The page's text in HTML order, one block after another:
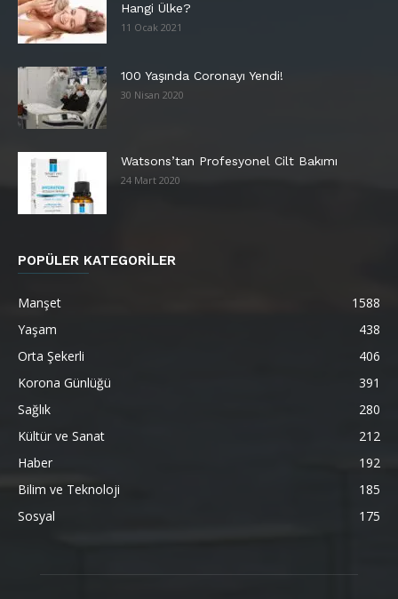
Hangi Ülke?
11 Ocak 2021
100 Yaşında Coronayı Yendi!
30 Nisan 2020
Watsons’tan Profesyonel Cilt Bakımı
24 Mart 2020
POPÜLER KATEGORİLER
Manşet
1588
Yaşam
438
Orta Şekerli
406
Korona Günlüğü
391
Sağlık
280
Kültür ve Sanat
212
Haber
192
Bilim ve Teknoloji
185
Sosyal
175